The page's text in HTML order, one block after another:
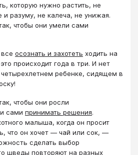
которую нужно растить, не
и разуму, не калеча, не унижая.
чтобы они умели сами
осознать и захотеть ходить на
происходит года в три. И нет
ребенке, сидящем в
чтобы они росли
сами принимать решения.
малыша, когда он просит
что он хочет — чай или сок, —
сделать выбор
шведы повторяют на разных